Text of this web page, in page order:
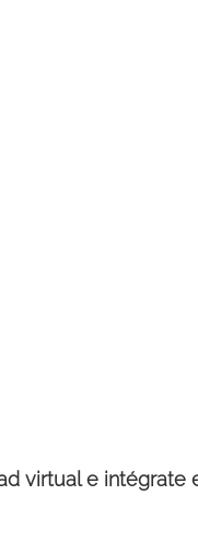
virtual e intégrate